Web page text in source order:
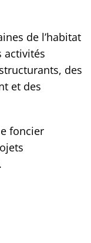
de l’habitat
activités
des
et des
foncier